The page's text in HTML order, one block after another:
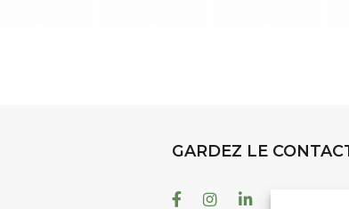
GARDEZ LE
FacebookInstagramLinkedin